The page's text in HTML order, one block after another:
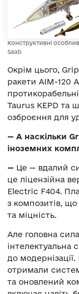
Конструктивні
Saab
Окрім цього,
ракети AIM-120
Taurus KEPD та
озброєння для
— А наскільки
іноземних
— Це — вдалий
це ліцензійна
Electric F404.
з композитів, що
та міцність.
Але головна
інтелектуальна
до
отримали
та оновлений